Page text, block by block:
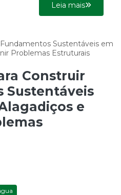
Leia mais
Construir
Sustentáveis
e